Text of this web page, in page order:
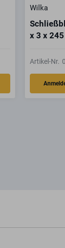
Wilka
x 3 x
Artikel-Nr.